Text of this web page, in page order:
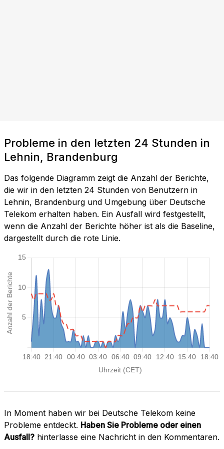
Probleme in den letzten 24 Stunden in
Lehnin, Brandenburg
Das folgende Diagramm zeigt die Anzahl der Berichte,
die wir in den letzten 24 Stunden von Benutzern in
Lehnin, Brandenburg und Umgebung über Deutsche
Telekom erhalten haben. Ein Ausfall wird festgestellt,
wenn die Anzahl der Berichte höher ist als die Baseline,
dargestellt durch die rote Linie.
In Moment haben wir bei Deutsche Telekom keine
Probleme entdeckt. Haben Sie Probleme oder einen
Ausfall? hinterlasse eine Nachricht in den Kommentaren.